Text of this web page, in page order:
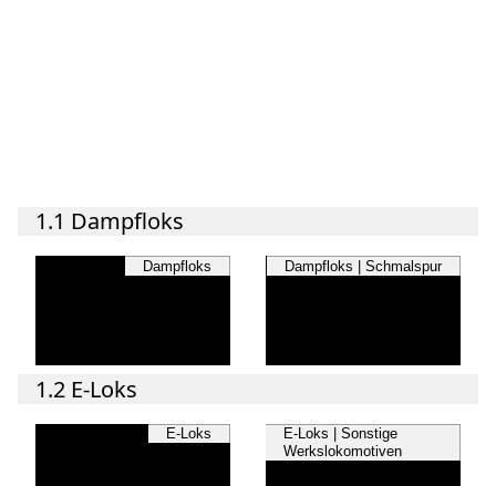
1.1 Dampfloks
Dampfloks Dampfloks | Schmalspur
1.2 E-Loks
E-Loks
E-Loks | Sonstige
Werkslokomotiven